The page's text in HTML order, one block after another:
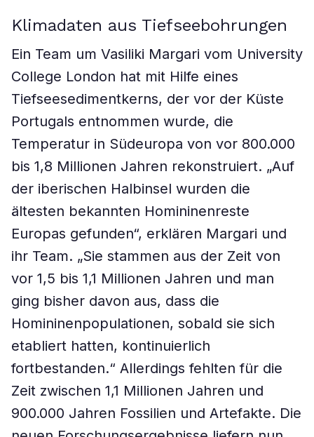
Klimadaten aus Tiefseebohrungen
Ein Team um Vasiliki Margari vom University
College London hat mit Hilfe eines
Tiefseesedimentkerns, der vor der Küste
Portugals entnommen wurde, die
Temperatur in Südeuropa von vor 800.000
bis 1,8 Millionen Jahren rekonstruiert. „Auf
der iberischen Halbinsel wurden die
ältesten bekannten Homininenreste
Europas gefunden“, erklären Margari und
ihr Team. „Sie stammen aus der Zeit von
vor 1,5 bis 1,1 Millionen Jahren und man
ging bisher davon aus, dass die
Homininenpopulationen, sobald sie sich
etabliert hatten, kontinuierlich
fortbestanden.“ Allerdings fehlten für die
Zeit zwischen 1,1 Millionen Jahren und
900.000 Jahren Fossilien und Artefakte. Die